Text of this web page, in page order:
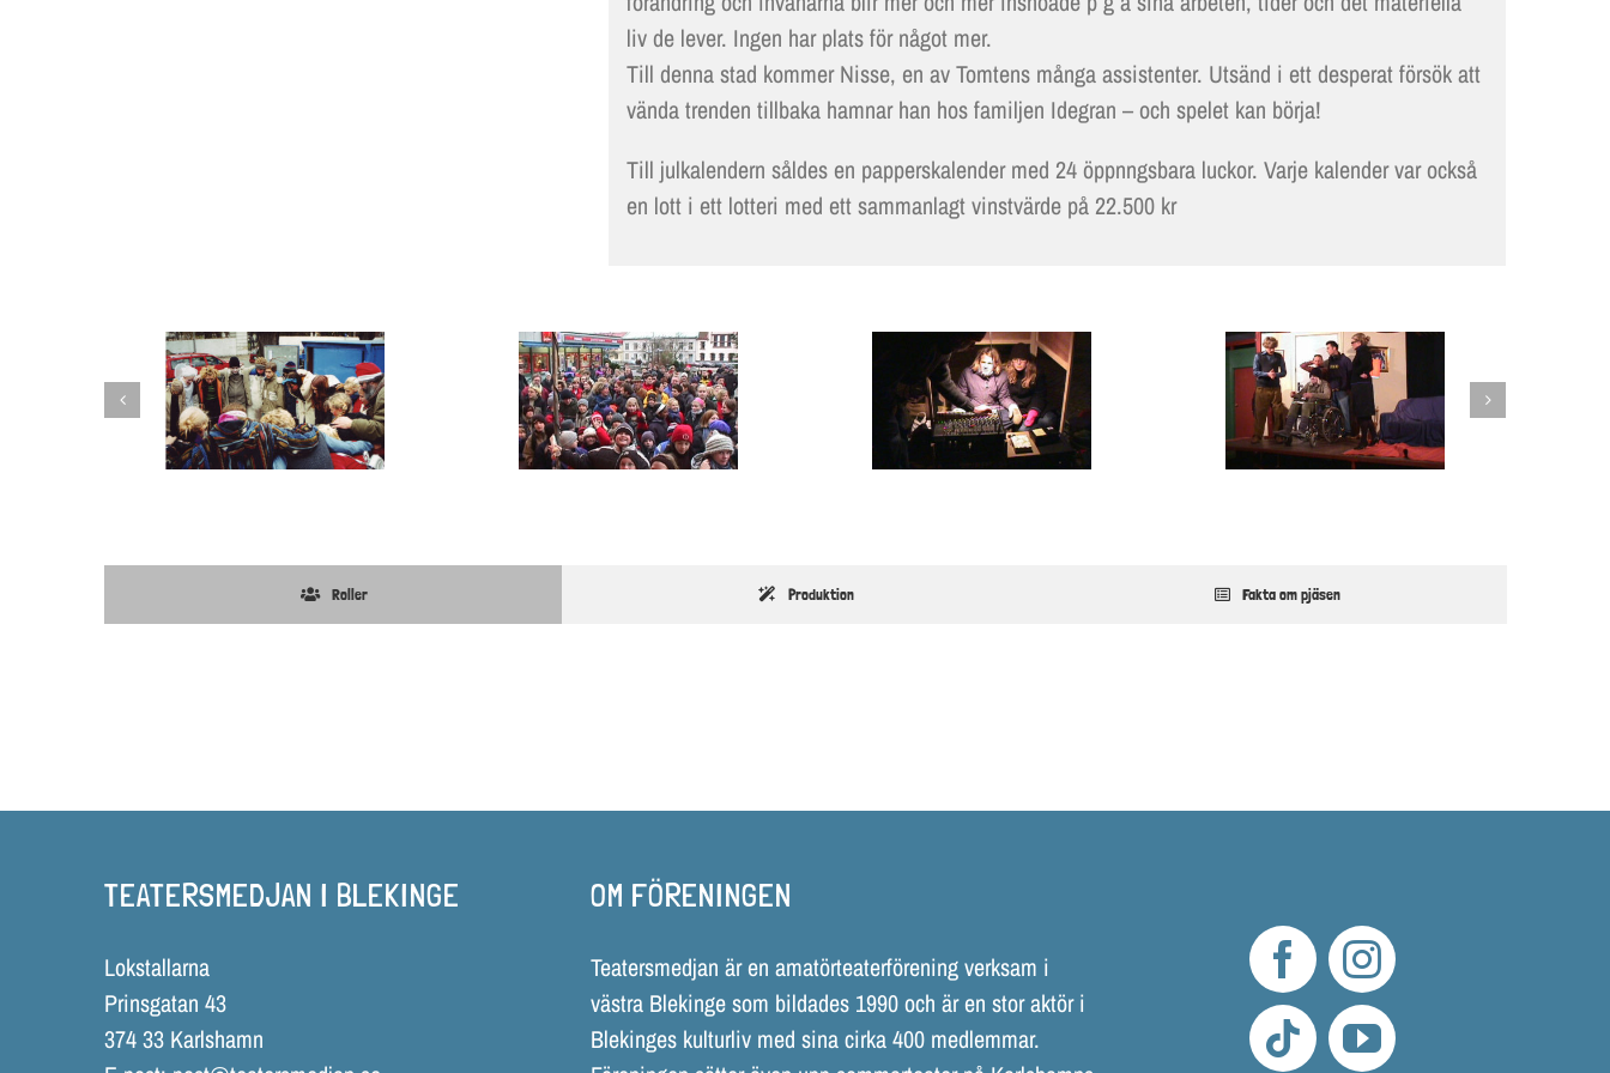
LOKALER OCH KOSTYM
KONTAKT
liv de lever. Ingen har plats för något mer.
Till denna stad kommer Nisse, en av Tomtens många assistenter. Utsänd i ett desperat försök att
vända trenden tillbaka hamnar han hos familjen Idegran – och spelet kan börja!
Till julkalendern såldes en papperskalender med 24 öppnngsbara luckor. Varje kalender var också
en lott i ett lotteri med ett sammanlagt vinstvärde på 22.500 kr
Roller Produktion Fakta om pjäsen
TEATERSMEDJAN I BLEKINGE
Lokstallarna
Prinsgatan 43
374 33 Karlshamn
OM FÖRENINGEN
Teatersmedjan är en amatörteaterförening verksam i
västra Blekinge som bildades 1990 och är en stor aktör i
Blekinges kulturliv med sina cirka 400 medlemmar.